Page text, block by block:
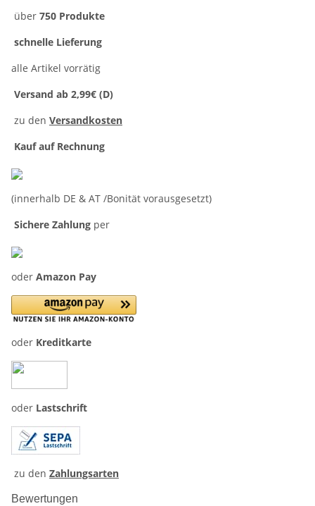
über 750 Produkte
schnelle Lieferung
alle Artikel vorrätig
Versand ab 2,99€ (D)
zu den Versandkosten
Kauf auf Rechnung
(innerhalb DE & AT /Bonität vorausgesetzt)
Sichere Zahlung per
oder Amazon Pay
oder Kreditkarte
oder Lastschrift
zu den Zahlungsarten
Bewertungen